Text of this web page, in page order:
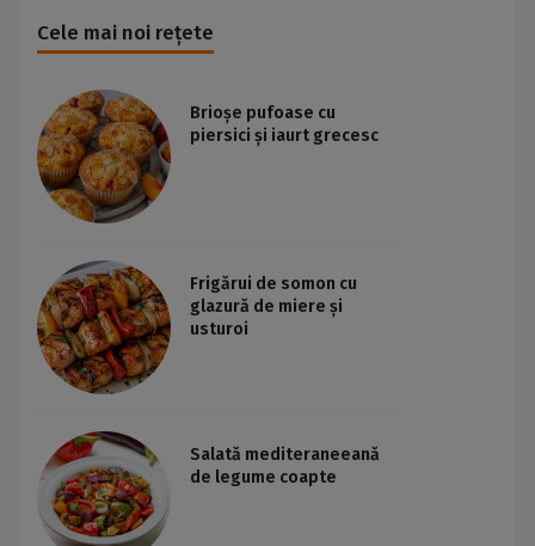
Cele mai noi rețete
Brioșe pufoase cu
piersici și iaurt grecesc
Frigărui de somon cu
glazură de miere și
usturoi
Salată mediteraneeană
de legume coapte